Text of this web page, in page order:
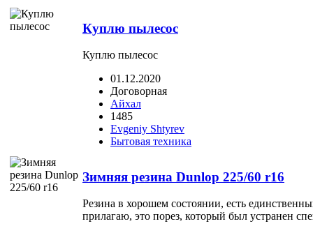
Куплю пылесос
Куплю пылесос
01.12.2020
Договорная
Айхал
1485
Evgeniy Shtyrev
Бытовая техника
Зимняя резина Dunlop 225/60 r16
Резина в хорошем состоянии, есть
прилагаю, это порез, который был устранен